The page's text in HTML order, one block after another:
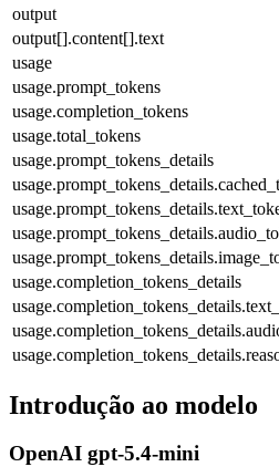
output
output[].content[].text
usage
usage.prompt_tokens
usage.completion_tokens
usage.total_tokens
usage.prompt_tokens_details
usage.completion_tokens_details
Introdução ao modelo
OpenAI gpt-5.4-mini